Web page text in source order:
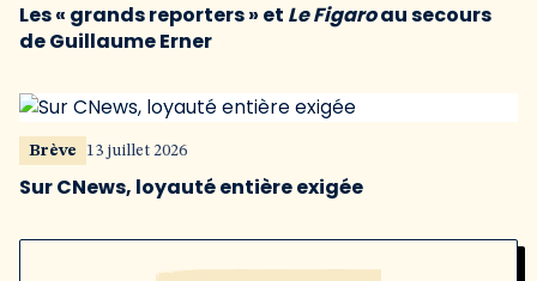
Les « grands reporters » et Le Figaroau secours
de Guillaume Erner
Brève 13 juillet 2026
Sur CNews, loyauté entière exigée